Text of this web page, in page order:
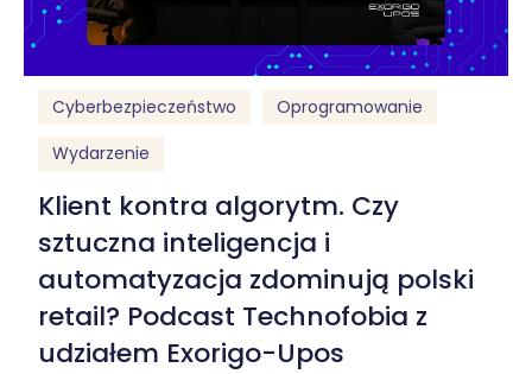
Cyberbezpieczeństwo
Oprogramowanie
Wydarzenie
Klient kontra algorytm. Czy
sztuczna inteligencja i
automatyzacja zdominują polski
retail? Podcast Technofobia z
udziałem Exorigo-Upos